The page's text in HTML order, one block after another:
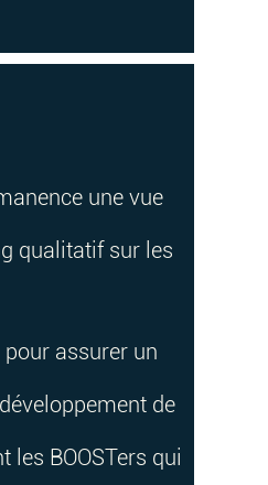
une vue
qualitatif sur les
assurer un
de
BOOSTers qui